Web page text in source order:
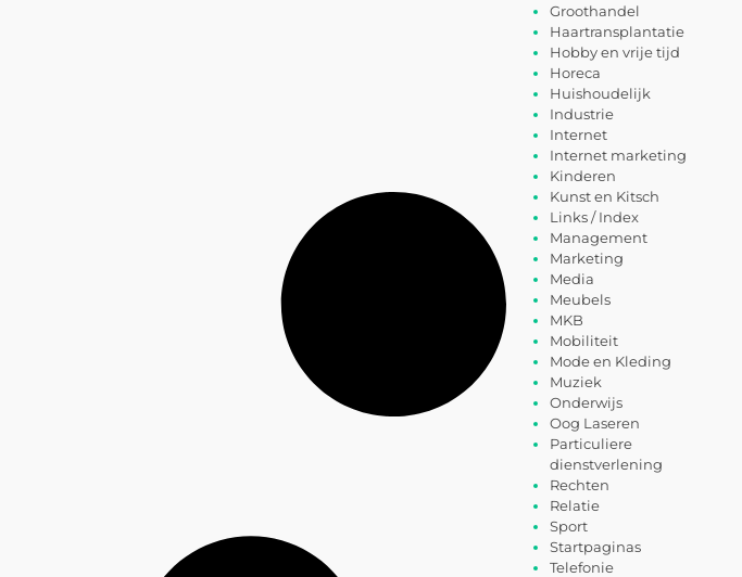
Groothandel
Haartransplantatie
Hobby en vrije tijd
Horeca
Huishoudelijk
Industrie
Internet
Internet marketing
Kinderen
Kunst en Kitsch
Links / Index
Management
Marketing
Media
Meubels
MKB
Mobiliteit
Mode en Kleding
Muziek
Onderwijs
Oog Laseren
Particuliere
dienstverlening
Rechten
Relatie
Sport
Startpaginas
Telefonie